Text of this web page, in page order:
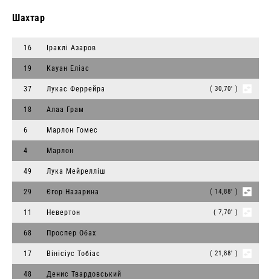
Шахтар
16 Іраклі Азаров
19 Кауан Еліас
37 Лукас Феррейра ( 30,70' )
18 Алаа Грам
6 Марлон Гомес
4 Марлон
49 Лука Мейрелліш
29 Єгор Назарина ( 14,88' )
11 Невертон ( 7,70' )
68 Проспер Обах
17 Вінісіус Тобіас ( 21,88' )
48 Денис Твардовський